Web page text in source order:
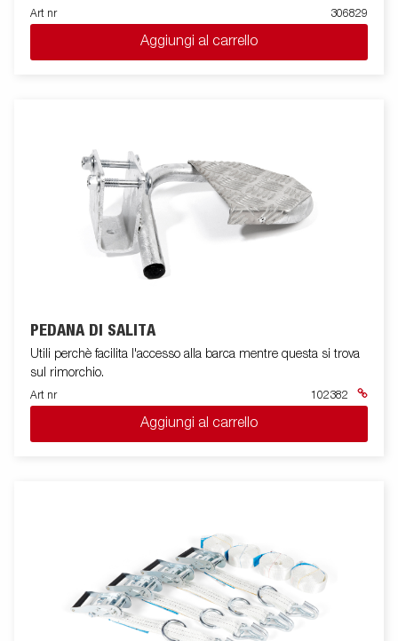
Art nr 306829
Aggiungi al carrello
PEDANA DI SALITA
Utili perchè facilita l'accesso alla barca mentre questa si trova
sul rimorchio.
Art nr 102382
Aggiungi al carrello